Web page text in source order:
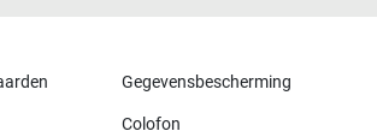
Gegevensbescherming
Colofon